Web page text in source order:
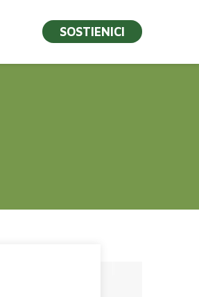
SOSTIENICI